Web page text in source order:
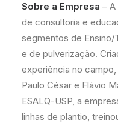
Sobre a Empresa –
de consultoria e
segmentos de Ensino/
e de pulverização.
experiência no
Paulo César e Flávio
ESALQ-USP, a
linhas de plantio,